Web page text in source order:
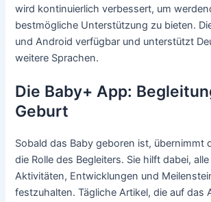
wird kontinuierlich verbessert, um
bestmögliche Unterstützung zu bieten.
und Android verfügbar und unterstützt
weitere Sprachen.
Die Baby+ App:
Geburt
Sobald das Baby geboren ist, übernimmt
die Rolle des Begleiters. Sie hilft dabei,
Aktivitäten, Entwicklungen und
festzuhalten. Tägliche Artikel, die auf das